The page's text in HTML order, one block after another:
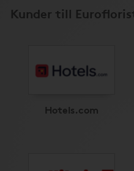
Kunder till
Hotels.com